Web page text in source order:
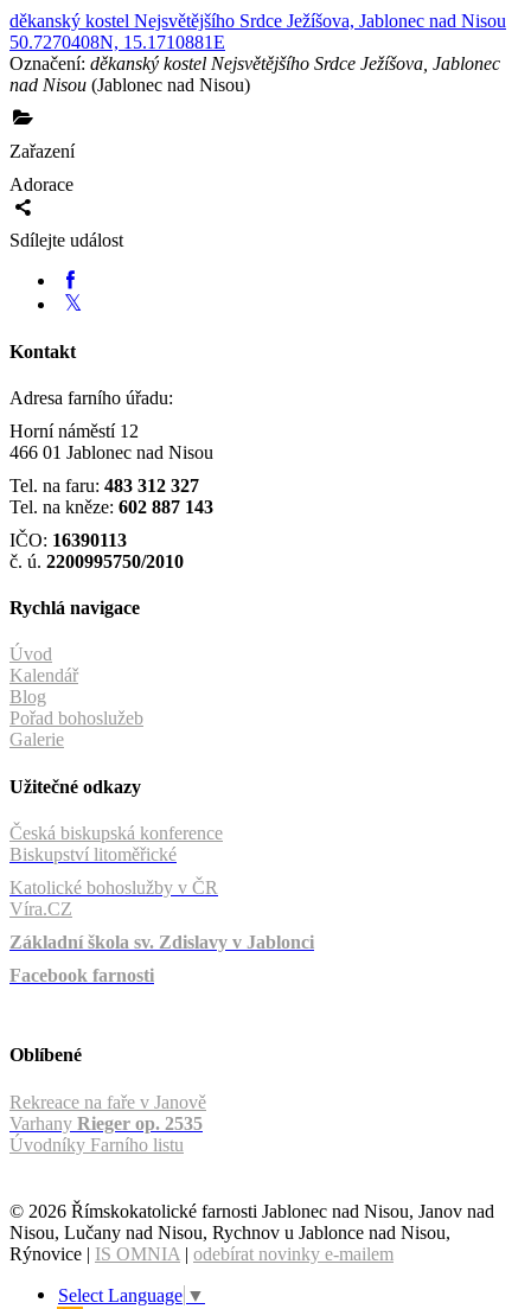
děkanský kostel Nejsvětějšího Srdce Ježíšova, Jablonec nad Nisou
50.7270408N, 15.1710881E
Označení: děkanský kostel Nejsvětějšího Srdce Ježíšova, Jablonec
nad Nisou (Jablonec nad Nisou)
Zařazení
Adorace
Sdílejte událost
Kontakt
Adresa farního úřadu:
Horní náměstí 12
466 01 Jablonec nad Nisou
Tel. na faru: 483 312 327
Tel. na kněze: 602 887 143
IČO: 16390113
č. ú. 2200995750/2010
Rychlá navigace
Úvod
Kalendář
Blog
Pořad bohoslužeb
Galerie
Užitečné odkazy
Česká biskupská konference
Biskupství litoměřické
Katolické bohoslužby v ČR
Víra.CZ
Základní škola sv. Zdislavy v Jablonci
Facebook farnosti
Oblíbené
Rekreace na faře v Janově
Varhany Rieger op. 2535
Úvodníky Farního listu
© 2026 Římskokatolické farnosti Jablonec nad Nisou, Janov nad
Nisou, Lučany nad Nisou, Rychnov u Jablonce nad Nisou,
Rýnovice | IS OMNIA | odebírat novinky e-mailem
Select Language ▼